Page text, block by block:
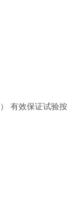
）有效保证试验按